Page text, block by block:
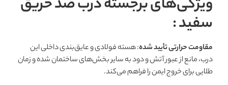
ویژگی‌های برجسته درب ضد حریق
سفید :
مقاومت حرارتی تأیید شده: هسته فولادی و عایق‌بندی داخلی این
درب، مانع از عبور آتش و دود به سایر بخش‌های ساختمان شده و زمان
طلایی برای خروج ایمن را فراهم می‌کند.